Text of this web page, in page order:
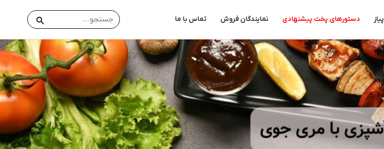
پیاز دستورهای پخت پیشنهادی نمایندگان فروش تماس با ما
جستجو
برای:
جستجو